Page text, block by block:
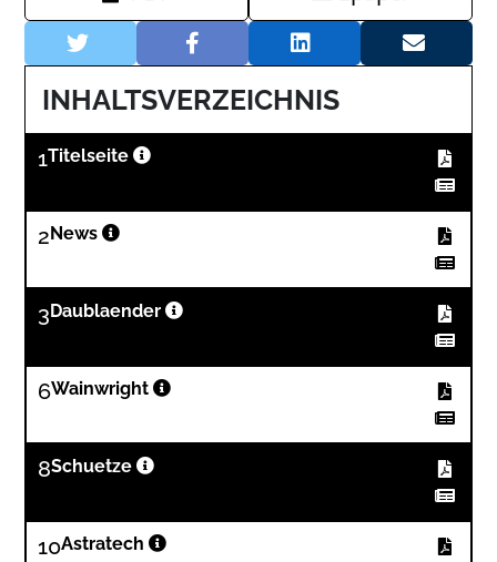
INHALTSVERZEICHNIS
1Titelseite
2 News
3 Daublaender
6Wainwright
8Schuetze
10Astratech